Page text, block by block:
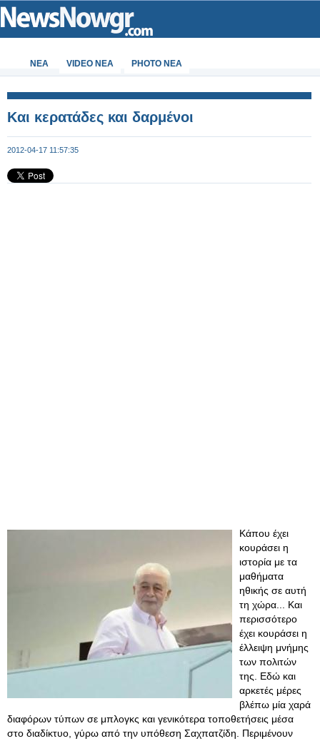
ΝΕΑ VIDEO NEA PHOTO NEA
Και κερατάδες και δαρμένοι
2012-04-17 11:57:35
Κάπου έχει
κουράσει η
ιστορία με τα
μαθήματα
ηθικής σε αυτή
τη χώρα... Και
περισσότερο
έχει κουράσει η
έλλειψη μνήμης
των πολιτών
της. Εδώ και
αρκετές μέρες
βλέπω μία χαρά
διαφόρων τύπων σε μπλογκς και γενικότερα τοποθετήσεις μέσα
στο διαδίκτυο, γύρω από την υπόθεση Σαχπατζίδη. Περιμένουν